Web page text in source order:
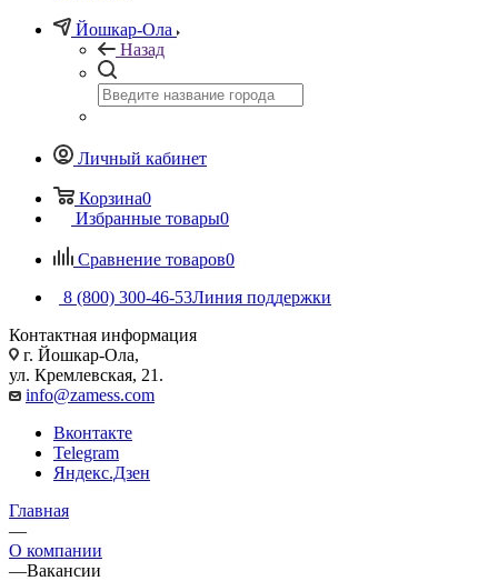
Йошкар-Ола
Назад
Личный кабинет
Корзина0
Избранные товары0
Сравнение товаров0
8 (800) 300-46-53Линия поддержки
Контактная информация
г. Йошкар-Ола,
ул. Кремлевская, 21.
info@zamess.com
Вконтакте
Telegram
Яндекс.Дзен
Главная
—
О компании
—Вакансии